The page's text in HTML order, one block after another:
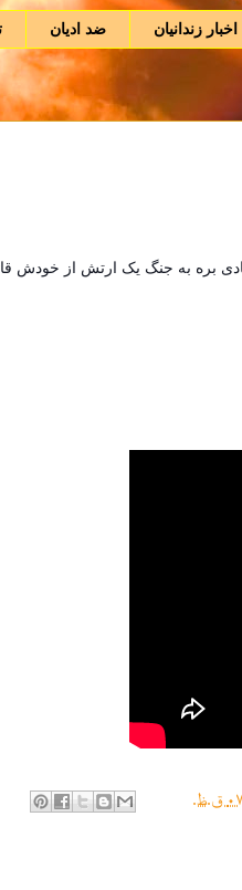
اخبار زندانیان ضد ادیان
بره به جنگ یک ارتش از خودش